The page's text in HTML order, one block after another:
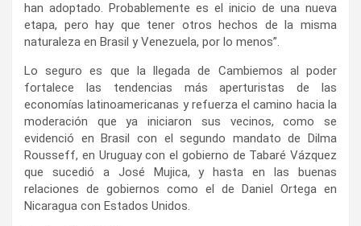
han adoptado. Probablemente es el inicio de una nueva
etapa, pero hay que tener otros hechos de la misma
naturaleza en Brasil y Venezuela, por lo menos”.
Lo seguro es que la llegada de Cambiemos al poder
fortalece las tendencias más aperturistas de las
economías latinoamericanas y refuerza el camino hacia la
moderación que ya iniciaron sus vecinos, como se
evidenció en Brasil con el segundo mandato de Dilma
Rousseff, en Uruguay con el gobierno de Tabaré Vázquez
que sucedió a José Mujica, y hasta en las buenas
relaciones de gobiernos como el de Daniel Ortega en
Nicaragua con Estados Unidos.